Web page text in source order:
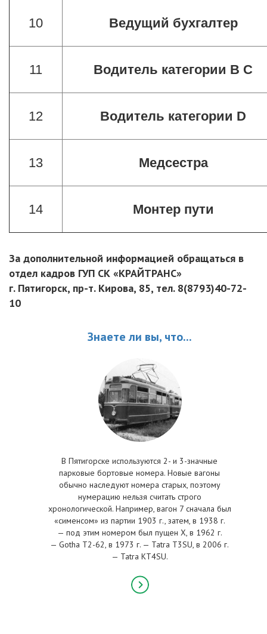
10 Ведущий бухгалтер
11 Водитель категории B C
12 Водитель категории D
13 Медсестра
14 Монтер пути
За дополнительной информацией обращаться в
отдел кадров ГУП СК «КРАЙТРАНС»
г. Пятигорск, пр-т. Кирова, 85, тел. 8(8793)40-72-
10
Знаете ли вы, что...
В Пятигорске используются 2- и 3-значные
парковые бортовые номера. Новые вагоны
обычно наследуют номера старых, поэтому
нумерацию нельзя считать строго
хронологической. Например, вагон 7 сначала был
«сименсом» из партии 1903 г., затем, в 1938 г.
— под этим номером был пущен Х, в 1962 г.
— Gotha T2-62, в 1973 г. — Tatra T3SU, в 2006 г.
— Tatra KT4SU.